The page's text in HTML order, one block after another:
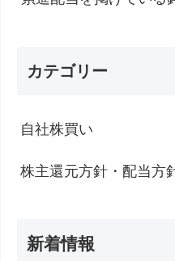
カテゴリー
自社株買い
株主還元方針・配当方
新着情報